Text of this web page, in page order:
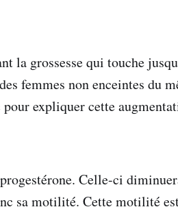
la grossesse qui touche
femmes non enceintes du
pour expliquer cette
Celle-ci
sa motilité. Cette motilité